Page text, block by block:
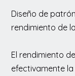
Diseño de
rendimiento de
El rendimiento
efectivamente